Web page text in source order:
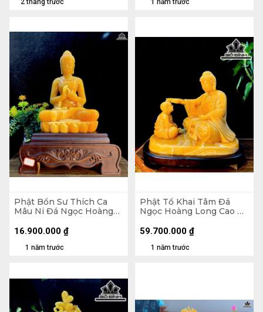
2 tháng trước 1 năm trước
Phật Bổn Sư Thích Ca
Mâu Ni Đá Ngọc Hoàng
Long Cao Cả Đế 52
Ngang 37 Sâu 22 (cm)
1 năm trước
16.900.000 ₫
Phật Tổ Khai Tâm Đá
Ngọc Hoàng Long Cao Cả
Đế 56 Ngang 60 (cm)
1 năm trước
59.700.000 ₫